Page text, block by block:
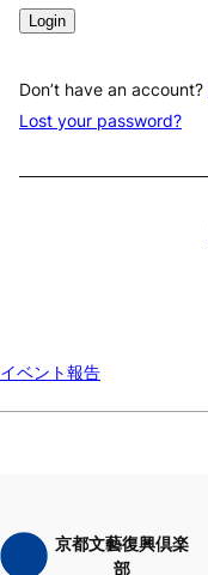
Don’t have an account?
Lost your password?
イベント報告
京都文藝復興倶楽
部